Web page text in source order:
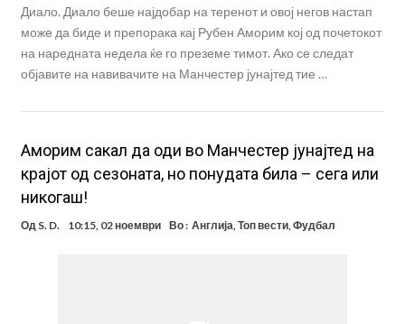
Диало. Диало беше најдобар на теренот и овој негов настап
може да биде и препорака кај Рубен Аморим кој од почетокот
на наредната недела ќе го преземе тимот. Ако се следат
објавите на навивачите на Манчестер јунајтед тие …
Аморим сакал да оди во Манчестер јунајтед на
крајот од сезоната, но понудата била – сега или
никогаш!
Од S. D. 10:15, 02 ноември Во : Англија,Топ вести,Фудбал